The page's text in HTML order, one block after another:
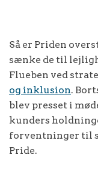
Så er Priden
sænke de til
Flueben ved
og inklusion.
blev presset i
kunders
forventninger til
Pride.